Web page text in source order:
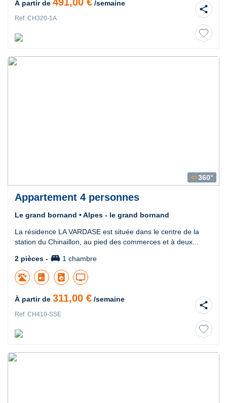
À partir de /semaine
Ref. CH320-1A
share
360360°
Appartement 4 personnes
Le grand bornand • Alpes - le grand bornand
La résidence LA VARDASE est située dans le centre de la
station du Chinaillon, au pied des commerces et à deux...
2 pièces - king_bed 1 chambre
local_laundry_service tv
À partir de 311,00 € /semaine
Ref. CH410-SSE
share